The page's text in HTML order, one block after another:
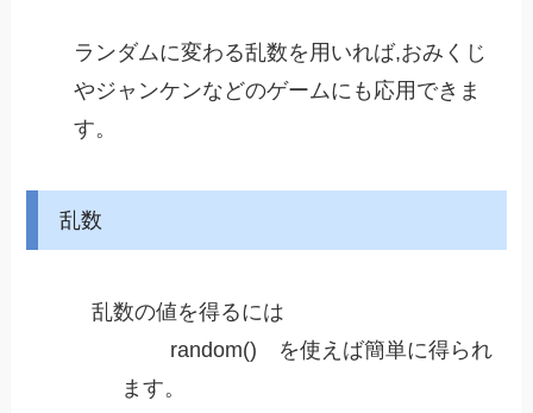
ランダムに変わる乱数を用いれば,おみくじ
やジャンケンなどのゲームにも応用できま
す。
乱数​
乱数の値を得るには
random() を使えば簡単に得られ
ます。